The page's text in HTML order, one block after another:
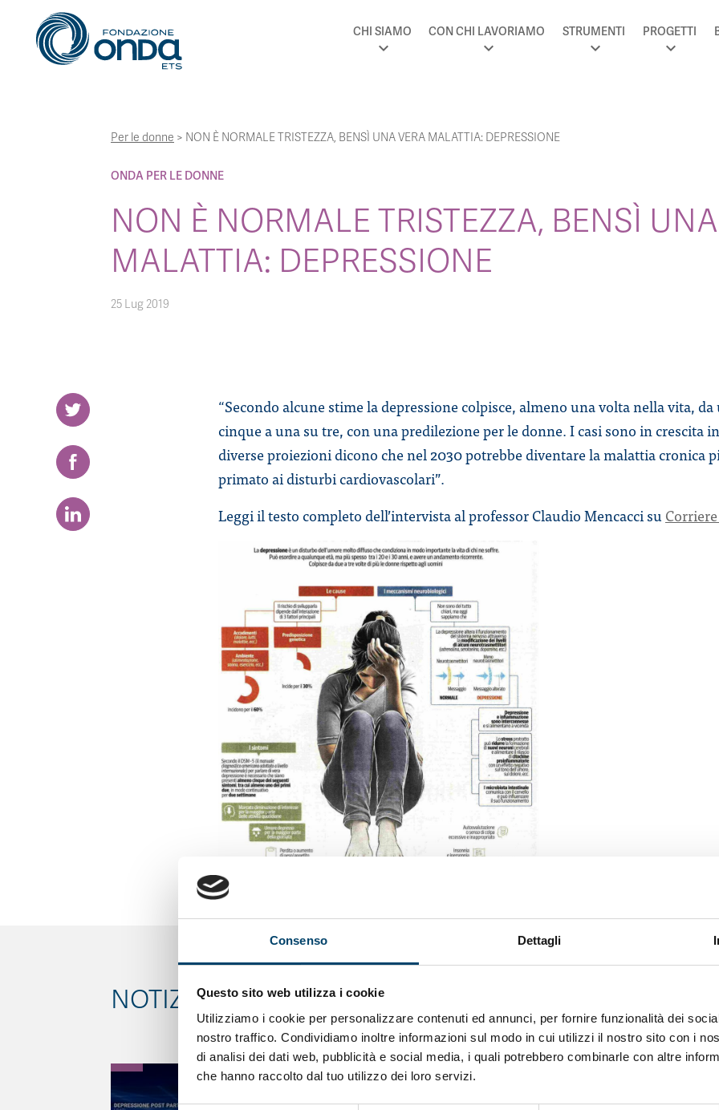
Consenso Dettagli
Questo sito web utilizza i cookie
Utilizziamo i cookie per personalizzare contenuti ed annunci, per fornire funzionalità dei
nostro traffico. Condividiamo inoltre informazioni sul modo in cui utilizzi il nostro sito con i
di analisi dei dati web, pubblicità e social media, i quali potrebbero combinarle con altre
che hanno raccolto dal tuo utilizzo dei loro servizi.
CHI SIAMO CON CHI LAVORIAMO STRUMENTI PROGETTI
Per le donne > NON È NORMALE TRISTEZZA, BENSÌ UNA VERA MALATTIA: DEPRESSIONE
ONDA PER LE DONNE
NON È NORMALE TRISTEZZA, BENSÌ
MALATTIA: DEPRESSIONE
25 Lug 2019
“Secondo alcune stime la depressione colpisce, almeno una volta nella vita,
cinque a una su tre, con una predilezione per le donne. I casi sono in crescita
diverse proiezioni dicono che nel 2030 potrebbe diventare la malattia cronica
primato ai disturbi cardiovascolari”.
Leggi il testo completo dell’intervista al professor Claudio Mencacci su
NOTIZIE CORRELATE